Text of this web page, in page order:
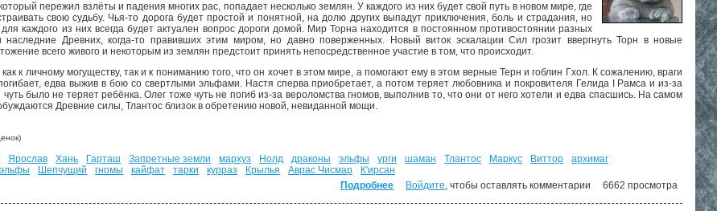
пережил взлёты и падения многих рас, попадает несколько землян. У каждого из них будет свой путь в новом мире, где
свою судьбу. Чья-то дорога будет простой и понятной, на долю других выпадут приключения, боль и страдания, но
каждого из них всегда будет актуален вопрос дороги домой. Мир Торна находится в постоянном противостоянии разных
наследние Древних, когда-то правивших этим миром, но давно поверженных. Новый виток эскалации Сил грозит ввергнуть Торн в новые
всего живого и некоторым из землян предстоит принять непосредственное участие в том, что происходит.
к личному могуществу, так и к пониманию того, что он хочет в этом мире, а помогают ему в этом верные Терн и гоблин Гхол. К сожалению, враги
едва выжив в бою со свертлыми эльфами. Настя сперва приобретает, а потом теряет любовника и покровителя Гелида I Рамса и из-за
было не теряет ребёнка. Олег тоже чуть не погиб из-за вероломства гномов, выполнив то, что они от него хотели и едва спасшись. На самом
Древние силы, Тлантос близок в обретению новой, невиданной мощи.
Ярослав Хань Гарташ Запретные земли мархуз Нолд драконы эльфы урги шаман Тлантос Маркус Виттор
архимаг
Шепчущий гномы кайфат тарки курраз Крылья Аврас Чисмар
К'ирсан
Подробнее о Под знаменем Пророчества ("Дорога домой" - 3)
Войдите, чтобы оставлять комментарии 6662 просмотра